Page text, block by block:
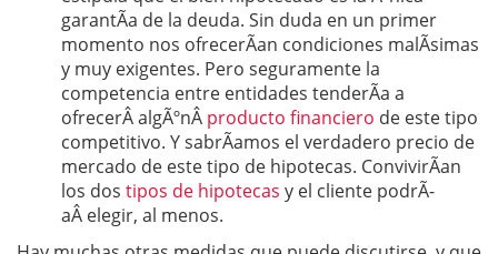
garantÃ­a de la deuda. Sin duda en un primer
momento nos ofrecerÃ­an condiciones malÃ­simas
y muy exigentes. Pero seguramente la
competencia entre entidades tenderÃ­a a
ofrecerÂ algÃºnÂ producto financiero de este tipo
competitivo. Y sabrÃ­amos el verdadero precio de
mercado de este tipo de hipotecas. ConvivirÃ­an
los dos tipos de hipotecas y el cliente podrÃ­
aÂ elegir, al menos.